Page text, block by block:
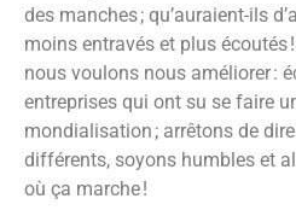
des manches ; qu’auraient-ils
moins entravés et plus écoutés
nous voulons nous améliorer :
entreprises qui ont su se faire
mondialisation ; arrêtons de
différents, soyons humbles et
où ça marche !